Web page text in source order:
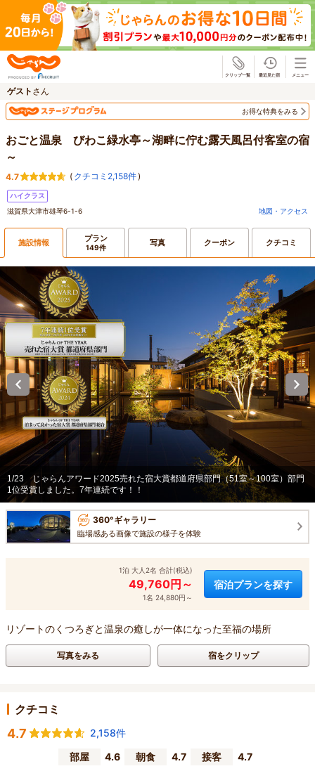
ゲスト さん
お得な特典をみる
おごと温泉 びわこ緑水亭～湖畔に佇む露天風呂付客室の宿
～
4.7 ( クチコミ2,158件)
ハイクラス
滋賀県大津市雄琴6-1-6
地図・アクセス
施設情報 プラン
149件 写真 クーポン クチコミ
1/23
じゃらんアワード2025売れた宿大賞都道府県部門（51室～100室）部門
1位受賞しました。7年連続です！！
360°ギャラリー
臨場感ある画像で施設の様子を体験
1泊 大人2名 合計(税込)
49,760円～
1名 24,880円～
宿泊プランを探す
リゾートのくつろぎと温泉の癒しが一体になった至福の場所
写真をみる 宿をクリップ
クチコミ
4.7
2,158件
部屋
4.6 朝食 4.7 接客
4.7